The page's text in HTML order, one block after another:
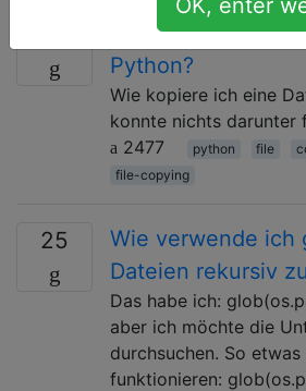
Wie kopiere ich
Python?
Wie kopiere ich eine
konnte nichts darunter
2477
python file
file-copying
25
Wie verwende ich
Dateien rekursiv
Das habe ich:
aber ich möchte die
durchsuchen. So
funktionieren:
OK, enter